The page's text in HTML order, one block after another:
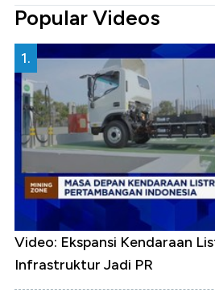
Popular Videos
1.
Video: Ekspansi Kendaraan
Infrastruktur Jadi PR